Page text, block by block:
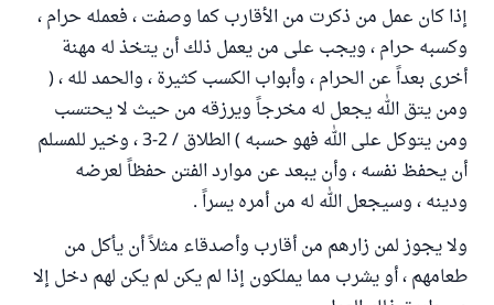
إذا كان عمل من ذكرت من الأقارب كما وصفت ، فعمله حرام ،
وكسبه حرام ، ويجب على من يعمل ذلك أن يتخذ له مهنة
أخرى بعداً عن الحرام ، وأبواب الكسب كثيرة ، والحمد لله ، (
ومن يتق الله يجعل له مخرجاً ويرزقه من حيث لا يحتسب
ومن يتوكل على الله فهو حسبه ) الطلاق / 2-3 ، وخير للمسلم
أن يحفظ نفسه ، وأن يبعد عن موارد الفتن حفظاً لعرضه
ودينه ، وسيجعل الله له من أمره يسراً .
ولا يجوز لمن زارهم من أقارب وأصدقاء مثلاً أن يأكل من
طعامهم ، أو يشرب مما يملكون إذا لم يكن لم يكن لهم دخل إلا